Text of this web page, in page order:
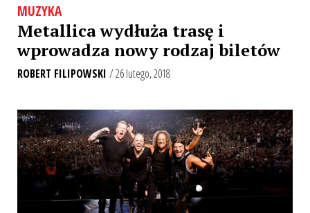
MUZYKA
Metallica wydłuża trasę i
wprowadza nowy rodzaj biletów
ROBERT FILIPOWSKI / 26 lutego, 2018